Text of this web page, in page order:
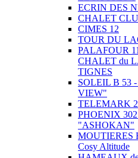
ECRIN DES
CHALET
CIMES 12
TOUR DU
PALAFOUR
CHALET du
TIGNES
SOLEIL B 53
VIEW"
TELEMARK
PHOENIX
"ASHOKAN"
MOUTIERES
Cosy Altitude